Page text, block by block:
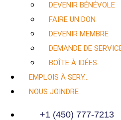
DEVENIR BÉNÉVOLE
FAIRE UN DON
DEVENIR MEMBRE
DEMANDE DE
BOÎTE À IDÉES
EMPLOIS À SERY…
NOUS JOINDRE
+1 (450) 777-7213